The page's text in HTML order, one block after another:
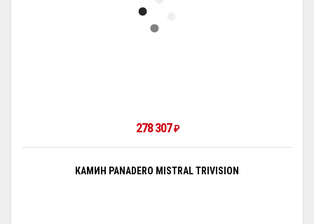
278 307₽
КАМИН PANADERO MISTRAL TRIVISION